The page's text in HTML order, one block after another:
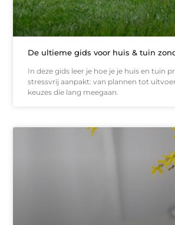
De ultieme gids voor huis & tuin
In deze gids leer je hoe je je huis en tuin
stressvrij aanpakt: van plannen tot
keuzes die lang meegaan.